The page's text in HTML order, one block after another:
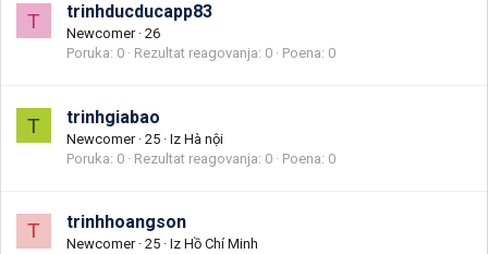
T trinhducducapp83
Newcomer · 26
Poruka 0 Rezultat reagovanja 0 Poena 0
T trinhgiabao
Newcomer · 25 · Iz Hà nội
Poruka 0 Rezultat reagovanja 0 Poena 0
T trinhhoangson
Newcomer · 25 · Iz Hồ Chí Minh